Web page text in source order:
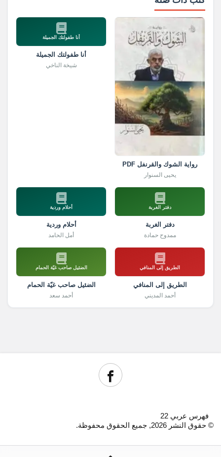
رواية الشوك والقرنفل PDF
يحيى السنوار
أنا طفولتك الجميلة
أنا طفولتك الجميلة
شيخة الناخي
دفتر الغربة
دفتر الغربة
ممدوح حمادة
أحلام وردية
أحلام وردية
أمل الحامد
الطريق إلى المنافي
الطريق إلى المنافي
أحمد المديني
الضئيل صاحب غيّة الحمام
الضئيل صاحب غيّة الحمام
أحمد سعد
فهرس عربي 22
© حقوق النشر 2026, جميع الحقوق محفوظة.